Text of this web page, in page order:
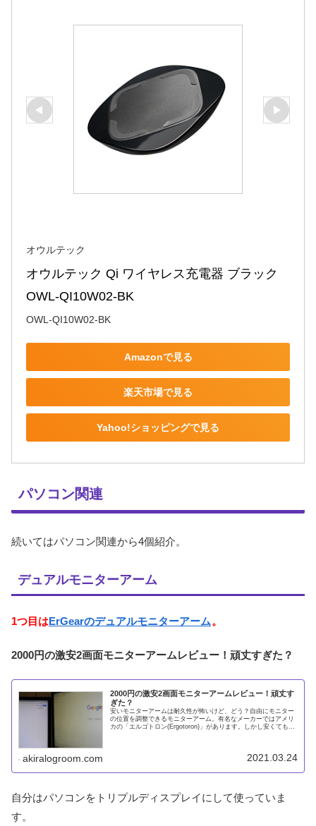
オウルテック
オウルテック Qi ワイヤレス充電器 ブラック
OWL-QI10W02-BK
OWL-QI10W02-BK
Amazonで見る
楽天市場で見る
Yahoo!ショッピングで見る
パソコン関連
続いてはパソコン関連から4個紹介。
デュアルモニターアーム
1つ目はErGearのデュアルモニターアーム。
2000円の激安2画面モニターアームレビュー！頑丈すぎた？
2000円の激安2画面モニターアームレビュー！頑丈す
ぎた？
安いモニターアームは耐久性が怖いけど、どう？自由にモニター
の位置を調整できるモニターアーム。有名なメーカーではアメリ
カの「エルゴトロン(Ergotoron)」があります。しかし安くても2
akiralogroom.com 2021.03.24
自分はパソコンをトリプルディスプレイにして使っていま
す。